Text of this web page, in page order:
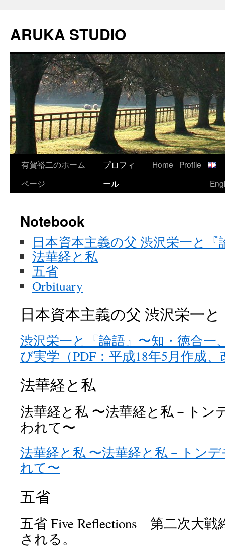
content
ARUKA STUDIO
有賀裕二のホーム
ページ
プロフィ
ール
Home
Profile
Notebook
日本資本主義の父 渋沢栄一と『
法華経と私
五省
Orbituary
日本資本主義の父 渋沢栄一
渋沢栄一と『論語』〜知・徳合一
び実学（PDF：平成18年5月作成
法華経と私
法華経と私 〜法華経と私－トン
われて〜
法華経と私 〜法華経と私－トン
れて〜
五省
五省 Five Reflections 第二次大
される。